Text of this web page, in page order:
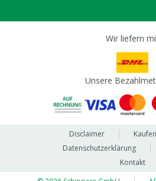
Wir liefern
Unsere
Disclaimer
Datenschutzerklärung
Kontakt